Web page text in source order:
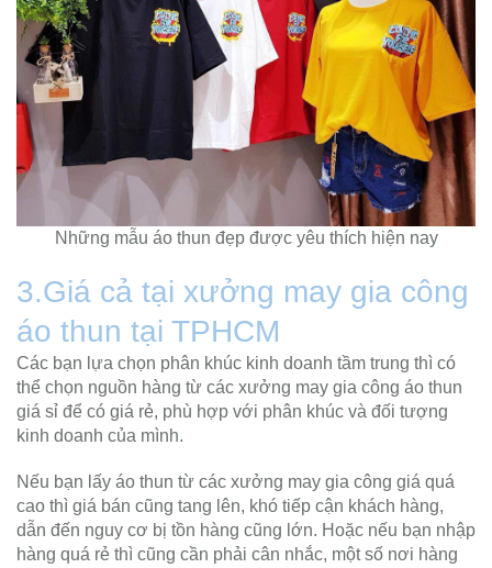
Những mẫu áo thun đẹp được yêu thích hiện nay
3.Giá cả tại xưởng may gia công
áo thun tại TPHCM
Các bạn lựa chọn phân khúc kinh doanh tầm trung thì có
thể chọn nguồn hàng từ các xưởng may gia công áo thun
giá sỉ để có giá rẻ, phù hợp với phân khúc và đối tượng
kinh doanh của mình.
Nếu bạn lấy áo thun từ các xưởng may gia công giá quá
cao thì giá bán cũng tang lên, khó tiếp cận khách hàng,
dẫn đến nguy cơ bị tồn hàng cũng lớn. Hoặc nếu bạn nhập
hàng quá rẻ thì cũng cần phải cân nhắc, một số nơi hàng